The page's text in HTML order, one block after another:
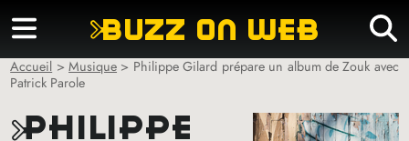
buzz on web
Accueil >Musique > Philippe Gilard prépare un album de Zouk avec
Patrick Parole
philippe